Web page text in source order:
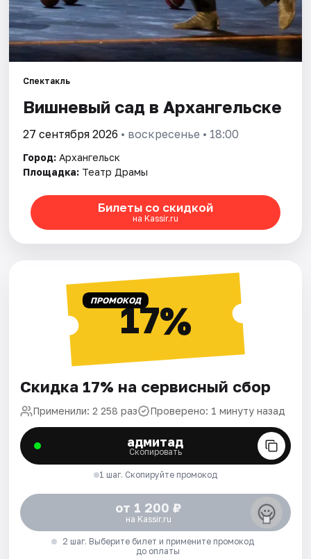
Спектакль
Вишневый сад в Архангельске
27 сентября 2026 • воскресенье • 18:00
Город: Архангельск
Площадка: Театр Драмы
Билеты со скидкой
на Kassir.ru
ПРОМОКОД17%
Скидка 17% на сервисный сбор
Применили: 2 258 раз Проверено: 1 минуту назад
адмитад
Скопировать
1 шаг. Скопируйте промокод
от 1 200 ₽
на Kassir.ru
2 шаг. Выберите билет и примените промокод
до оплаты